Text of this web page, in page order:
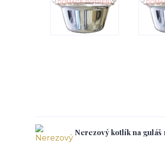
Nerezový kotlík na guláš